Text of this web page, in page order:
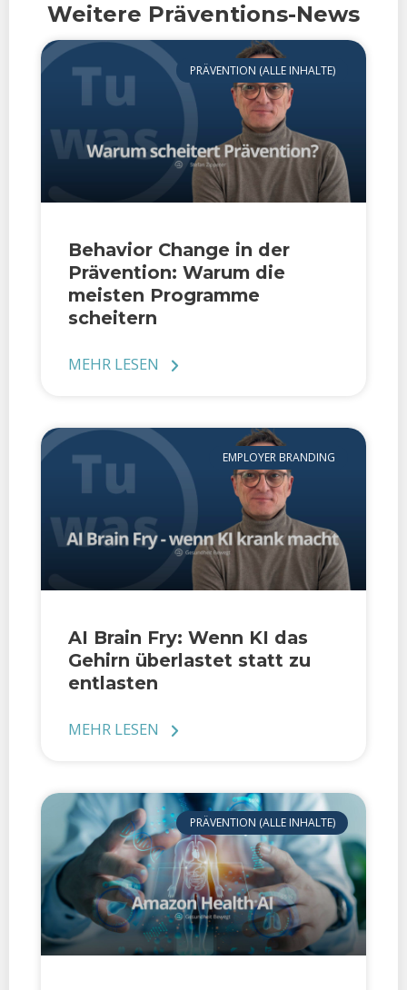
Weitere Präventions-News
PRÄVENTION (ALLE INHALTE)
Behavior Change in der
Prävention: Warum die
meisten Programme
scheitern
MEHR LESEN
EMPLOYER BRANDING
AI Brain Fry: Wenn KI das
Gehirn überlastet statt zu
entlasten
MEHR LESEN
PRÄVENTION (ALLE INHALTE)